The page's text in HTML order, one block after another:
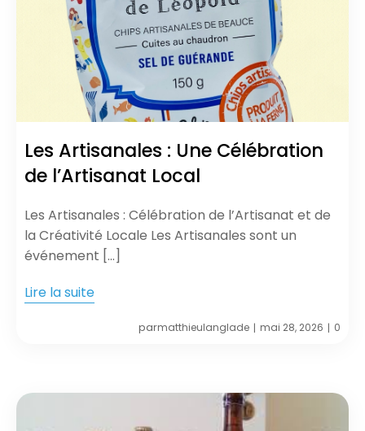
Les Artisanales : Une Célébration
de l’Artisanat Local
Les Artisanales : Célébration de l’Artisanat et de
la Créativité Locale Les Artisanales sont un
événement […]
Lire la suite
parmatthieulanglade | mai 28, 2026 | 0